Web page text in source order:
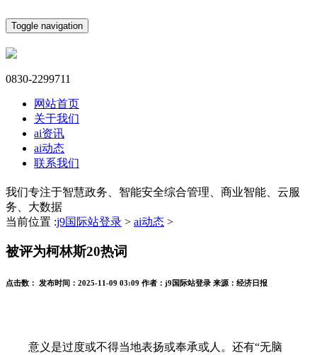
Toggle navigation
0830-2299711
网站首页
关于我们
ai资讯
ai动态
联系我们
我们专注于智慧政务、智能安全综合管理、商业智能、云服
务、大数据
当前位置 :j9国际站登录 > ai动态 >
被评为柯林斯20热词
点击数： 发布时间： 2025-11-09 03:09 作者： j9国际站登录 来源： 经济日报
意义是过度或不得当地表扬或奉承或人。还有“无脑